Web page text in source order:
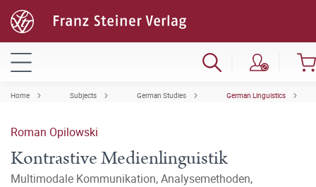
Home Subjects German Studies German Linguistics
Roman Opilowski
Kontrastive Medienlinguistik
Multimodale Kommunikation, Analysemethoden,